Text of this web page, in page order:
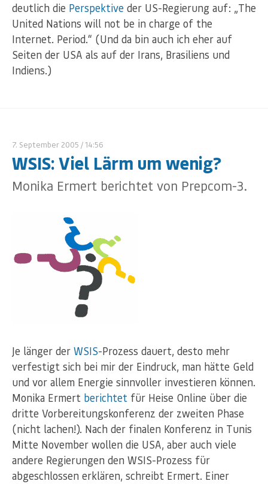
deutlich die Perspektive der US-Regierung auf: „The
United Nations will not be in charge of the
Internet. Period.“ (Und da bin auch ich eher auf
Seiten der USA als auf der Irans, Brasiliens und
Indiens.)
7. September 2005 / 14:56
WSIS: Viel Lärm um wenig?
Monika Ermert berichtet von Prepcom-3.
Je länger der WSIS-Prozess dauert, desto mehr
verfestigt sich bei mir der Eindruck, man hätte Geld
und vor allem Energie sinnvoller investieren können.
Monika Ermert berichtet für Heise Online über die
dritte Vorbereitungskonferenz der zweiten Phase
(nicht lachen!). Nach der finalen Konferenz in Tunis
Mitte November wollen die USA, aber auch viele
andere Regierungen den WSIS-Prozess für
abgeschlossen erklären, schreibt Ermert. Einer